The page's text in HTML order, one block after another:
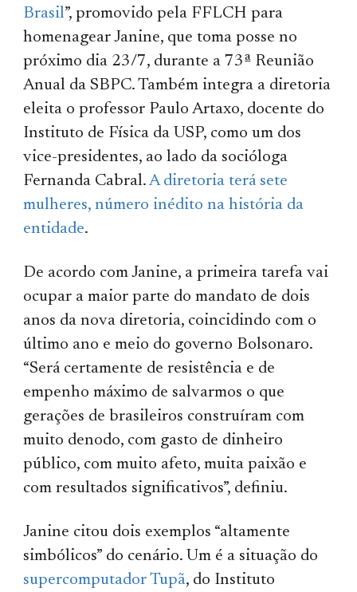
Brasil”, promovido pela FFLCH para
homenagear Janine, que toma posse no
próximo dia 23/7, durante a 73ª Reunião
Anual da SBPC. Também integra a diretoria
eleita o professor Paulo Artaxo, docente do
Instituto de Física da USP, como um dos
vice-presidentes, ao lado da socióloga
Fernanda Cabral.A diretoria terá sete
mulheres, número inédito na história da
entidade.
De acordo com Janine, a primeira tarefa vai
ocupar a maior parte do mandato de dois
anos da nova diretoria, coincidindo com o
último ano e meio do governo Bolsonaro.
“Será certamente de resistência e de
empenho máximo de salvarmos o que
gerações de brasileiros construíram com
muito denodo, com gasto de dinheiro
público, com muito afeto, muita paixão e
com resultados significativos”, definiu.
Janine citou dois exemplos “altamente
simbólicos” do cenário. Um é a situação do
supercomputador Tupã, do Instituto